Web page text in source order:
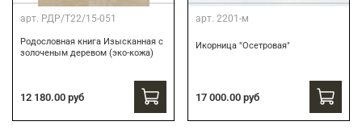
арт. РДР/Т22/15-051
Родословная книга Изысканная с
золоченым деревом (эко-кожа)
12 180.00 руб
арт. 2201-м
Икорница "Осетровая"
17 000.00 руб